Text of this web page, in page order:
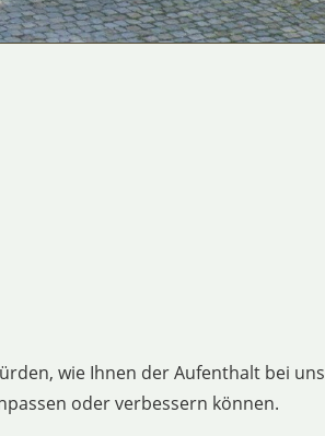
wie Ihnen der Aufenthalt bei uns
oder verbessern können.